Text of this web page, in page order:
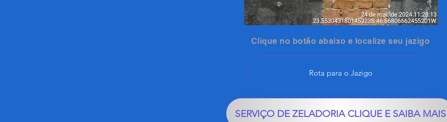
Clique no botão abaixo e localize seu jazigo
Rota para o Jazigo
SERVIÇO DE ZELADORIA CLIQUE E SAIBA MAIS